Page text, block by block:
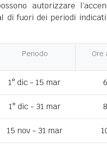
autorizzare
di fuori dei periodi
Periodo Ore
1° dic - 15 mar
1° dic - 31 mar
15 nov - 31 mar